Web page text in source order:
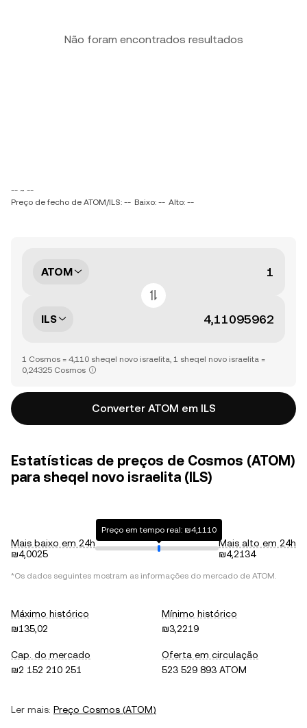
Não foram encontrados resultados
-- ~ --
Preço de fecho de ATOM/ILS: -- Baixo: -- Alto: --
ATOM
ILS
1 Cosmos = 4,110 sheqel novo israelita, 1 sheqel novo israelita =
0,24325 Cosmos
Converter ATOM em ILS
Estatísticas de preços de Cosmos (ATOM)
para sheqel novo israelita (ILS)
Mais baixo em 24h
₪4,0025
Preço em tempo real: ₪4,1110
Mais alto em 24h
₪4,2134
*Os dados seguintes mostram as informações do mercado de ATOM.
Máximo histórico
₪135,02
Mínimo histórico
₪3,2219
Cap. do mercado
₪2 152 210 251
Oferta em circulação
523 529 893 ATOM
Ler mais: Preço Cosmos (ATOM)